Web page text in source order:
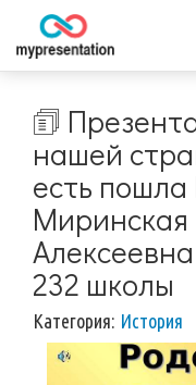
🗊
нашей
есть пошла
Миринская
232 школы
Категория: История